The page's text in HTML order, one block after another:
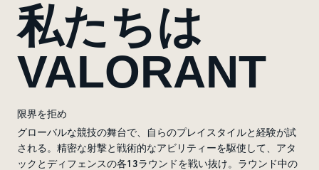
私たちは
VALORANT
限界を拒め
グローバルな競技の舞台で、自らのプレイスタイルと経験が試
される。精密な射撃と戦術的なアビリティーを駆使して、アタ
ックとディフェンスの各13ラウンドを戦い抜け。ラウンド中の